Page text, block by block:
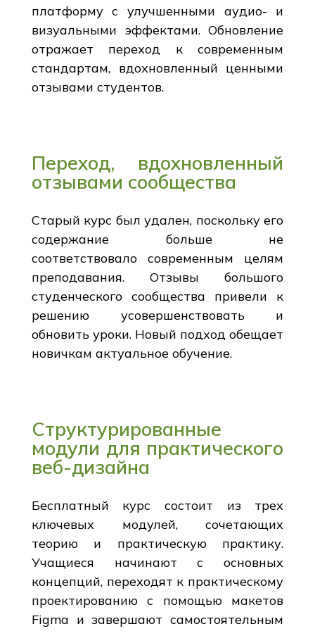
платформу с улучшенными аудио- и
визуальными эффектами. Обновление
отражает переход к современным
стандартам, вдохновленный ценными
отзывами студентов.
Переход, вдохновленный
отзывами сообщества
Старый курс был удален, поскольку его
содержание больше не
соответствовало современным целям
преподавания. Отзывы большого
студенческого сообщества привели к
решению усовершенствовать и
обновить уроки. Новый подход обещает
новичкам актуальное обучение.
Структурированные
модули для практического
веб-дизайна
Бесплатный курс состоит из трех
ключевых модулей, сочетающих
теорию и практическую практику.
Учащиеся начинают с основных
концепций, переходят к практическому
проектированию с помощью макетов
Figma и завершают самостоятельным